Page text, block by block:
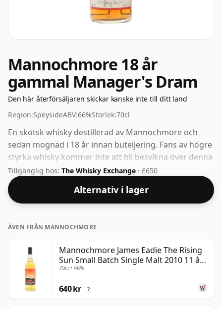
Mannochmore 18 år
gammal Manager's Dram
Den här återförsäljaren skickar kanske inte till ditt land
Region:SpeysideABV:66%Storlek:70cl
En skotsk whisky destillerad av Mannochmore och
sedan mognad i 18 år innan buteljering. Fans av högre
styrka whisky kommer inte att bli besvikna över denna
buteljering som kommer på 66% ABV.
Tillgänglig hos: The Whisky Exchange · £650
Alternativ i lager
ÄVEN FRÅN MANNOCHMORE
Mannochmore James Eadie The Rising
Sun Small Batch Single Malt 2010 11 år
gammal
70cl • 46%
640 kr ?